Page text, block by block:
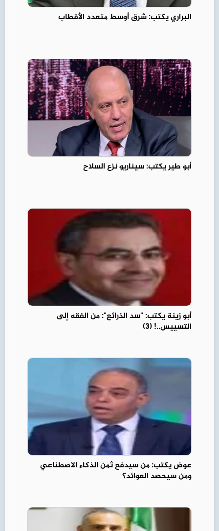
البراري يكتب: شرق أوسط متعدد الأقطاب
أبو طير يكتب: سيناريو نزع السلاح
أبو زينة يكتب: "سد الذرائع": من الفقه إلى
التسييس..! (3)
عوض يكتب: من سيدفع ثمن الذكاء الاصطناعي
ومن سيحصد العوائد؟